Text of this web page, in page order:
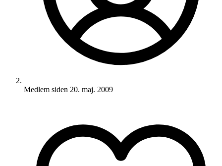
Medlem siden 20. maj. 2009